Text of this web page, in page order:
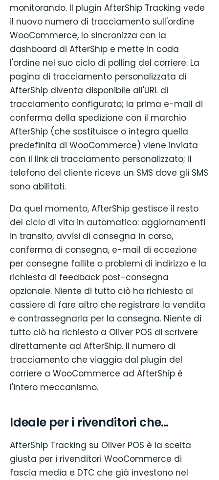
monitorando. Il plugin AfterShip Tracking vede
il nuovo numero di tracciamento sull'ordine
WooCommerce, lo sincronizza con la
dashboard di AfterShip e mette in coda
l'ordine nel suo ciclo di polling del corriere. La
pagina di tracciamento personalizzata di
AfterShip diventa disponibile all'URL di
tracciamento configurato; la prima e-mail di
conferma della spedizione con il marchio
AfterShip (che sostituisce o integra quella
predefinita di WooCommerce) viene inviata
con il link di tracciamento personalizzato; il
telefono del cliente riceve un SMS dove gli SMS
sono abilitati.
Da quel momento, AfterShip gestisce il resto
del ciclo di vita in automatico: aggiornamenti
in transito, avvisi di consegna in corso,
conferma di consegna, e-mail di eccezione
per consegne fallite o problemi di indirizzo e la
richiesta di feedback post-consegna
opzionale. Niente di tutto ciò ha richiesto al
cassiere di fare altro che registrare la vendita
e contrassegnarla per la consegna. Niente di
tutto ciò ha richiesto a Oliver POS di scrivere
direttamente ad AfterShip. Il numero di
tracciamento che viaggia dal plugin del
corriere a WooCommerce ad AfterShip è
l'intero meccanismo.
Ideale per i rivenditori che…
AfterShip Tracking su Oliver POS è la scelta
giusta per i rivenditori WooCommerce di
fascia media e DTC che già investono nel